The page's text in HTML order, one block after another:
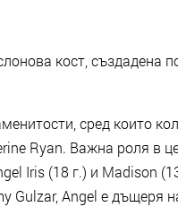
кост, създадена
сред които
Ryan. Важна роля в
Iris (18 г.) и Madison
Gulzar, Angel е дъщеря